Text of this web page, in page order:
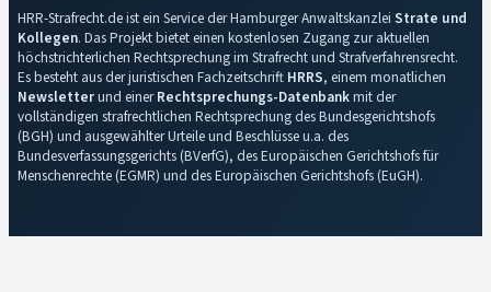
HRR-Strafrecht.de ist ein Service der Hamburger Anwaltskanzlei Strate und
Kollegen. Das Projekt bietet einen kostenlosen Zugang zur aktuellen
höchstrichterlichen Rechtsprechung im Strafrecht und Strafverfahrensrecht.
Es besteht aus der juristischen Fachzeitschrift HRRS, einem monatlichen
Newsletterund einerRechtsprechungs-Datenbankmit der
vollständigen strafrechtlichen Rechtsprechung des Bundesgerichtshofs
(BGH) und ausgewählter Urteile und Beschlüsse u.a. des
Bundesverfassungsgerichts (BVerfG), des Europäischen Gerichtshofs für
Menschenrechte (EGMR) und des Europäischen Gerichtshofs (EuGH).
Impressum·Datenschutz